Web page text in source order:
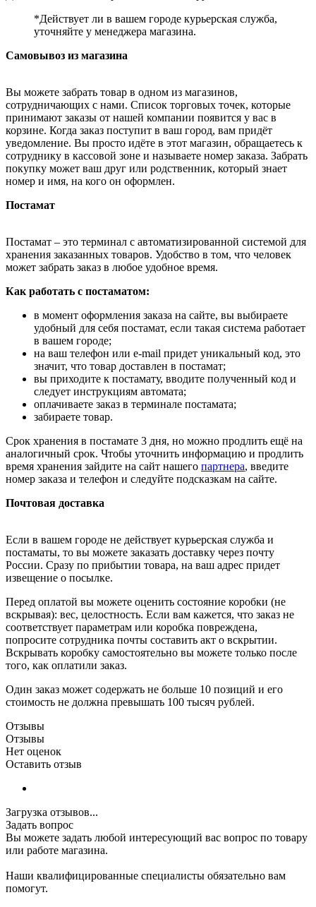
*Действует ли в вашем городе курьерская служба,
уточняйте у менеджера магазина.
Самовывоз из магазина
Вы можете забрать товар в одном из магазинов,
сотрудничающих с нами. Список торговых точек, которые
принимают заказы от нашей компании появится у вас в
корзине. Когда заказ поступит в ваш город, вам придёт
уведомление. Вы просто идёте в этот магазин, обращаетесь к
сотруднику в кассовой зоне и называете номер заказа. Забрать
покупку может ваш друг или родственник, который знает
номер и имя, на кого он оформлен.
Постамат
Постамат – это терминал с автоматизированной системой для
хранения заказанных товаров. Удобство в том, что человек
может забрать заказ в любое удобное время.
Как работать с постаматом:
в момент оформления заказа на сайте, вы выбираете
удобный для себя постамат, если такая система работает
в вашем городе;
на ваш телефон или e-mail придет уникальный код, это
значит, что товар доставлен в постамат;
вы приходите к постамату, вводите полученный код и
следует инструкциям автомата;
оплачиваете заказ в терминале постамата;
забираете товар.
Срок хранения в постамате 3 дня, но можно продлить ещё на
аналогичный срок. Чтобы уточнить информацию и продлить
время хранения зайдите на сайт нашего партнера, введите
номер заказа и телефон и следуйте подсказкам на сайте.
Почтовая доставка
Если в вашем городе не действует курьерская служба и
постаматы, то вы можете заказать доставку через почту
России. Сразу по прибытии товара, на ваш адрес придет
извещение о посылке.
Перед оплатой вы можете оценить состояние коробки (не
вскрывая): вес, целостность. Если вам кажется, что заказ не
соответствует параметрам или коробка повреждена,
попросите сотрудника почты составить акт о вскрытии.
Вскрывать коробку самостоятельно вы можете только после
того, как оплатили заказ.
Один заказ может содержать не больше 10 позиций и его
стоимость не должна превышать 100 тысяч рублей.
Отзывы
Отзывы
Нет оценок
Оставить отзыв
Загрузка отзывов...
Задать вопрос
Вы можете задать любой интересующий вас вопрос по товару
или работе магазина.
Наши квалифицированные специалисты обязательно вам
помогут.